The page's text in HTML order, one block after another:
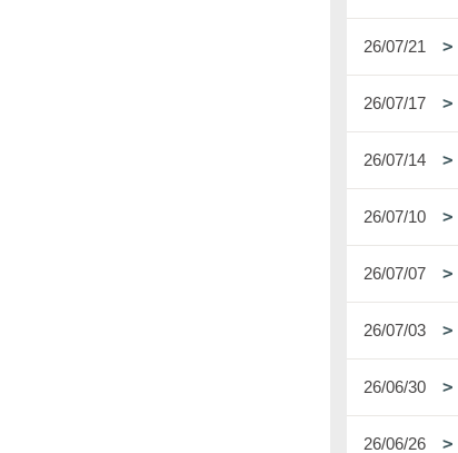
26/07/21
26/07/17
26/07/14
26/07/10
26/07/07
26/07/03
26/06/30
26/06/26